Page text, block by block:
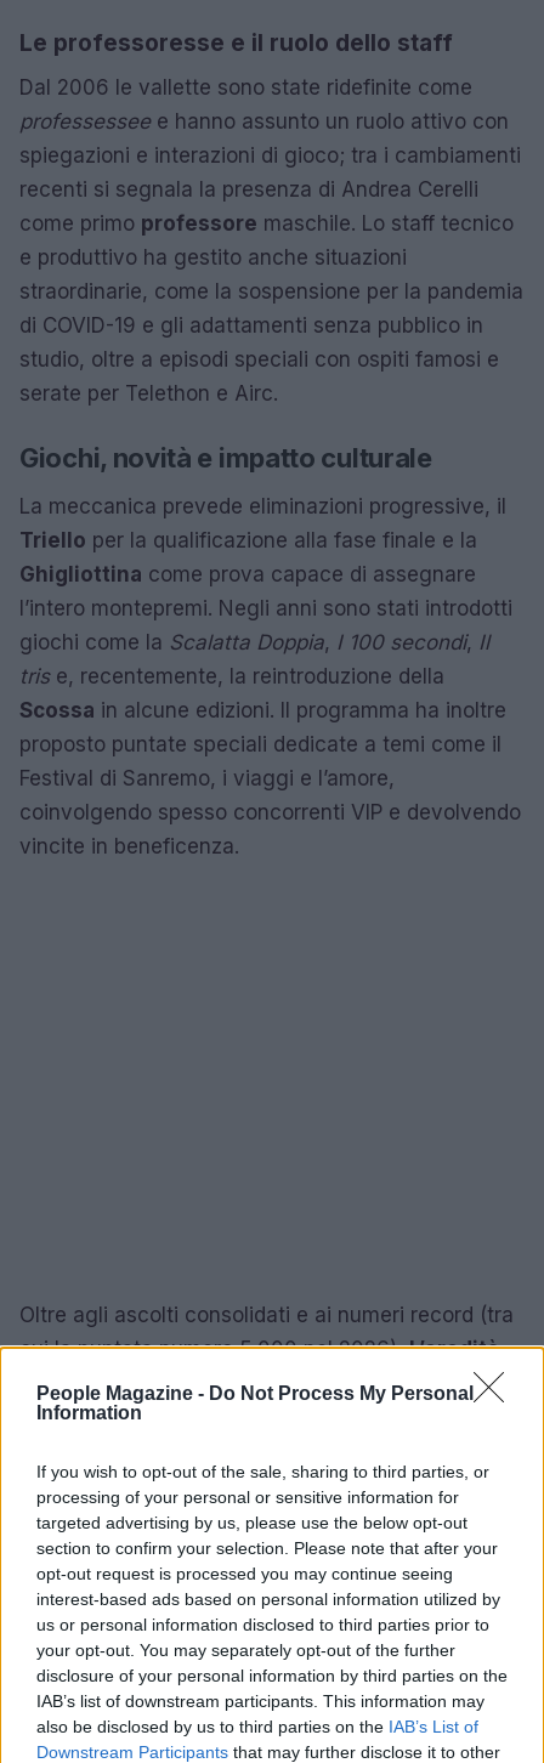
People Magazine - Do Not Process My Personal
Information
If you wish to opt-out of the sale, sharing to third parties, or
processing of your personal or sensitive information for
targeted advertising by us, please use the below opt-out
section to confirm your selection. Please note that after your
opt-out request is processed you may continue seeing
interest-based ads based on personal information utilized by
us or personal information disclosed to third parties prior to
your opt-out. You may separately opt-out of the further
disclosure of your personal information by third parties on the
IAB’s list of downstream participants. This information may
also be disclosed by us to third parties on the IAB’s List of
Downstream Participants that may further disclose it to other
Le professoresse e il ruolo dello staff
Dal 2006 le vallette sono state ridefinite come
professesseee hanno assunto un ruolo attivo con
spiegazioni e interazioni di gioco; tra i cambiamenti
recenti si segnala la presenza di Andrea Cerelli
come primo professore maschile. Lo staff tecnico
e produttivo ha gestito anche situazioni
straordinarie, come la sospensione per la pandemia
di COVID-19 e gli adattamenti senza pubblico in
studio, oltre a episodi speciali con ospiti famosi e
serate per Telethon e Airc.
Giochi, novità e impatto culturale
La meccanica prevede eliminazioni progressive, il
Triello per la qualificazione alla fase finale e la
Ghigliottina come prova capace di assegnare
l’intero montepremi. Negli anni sono stati introdotti
giochi come la Scalatta Doppia, I 100 secondi, Il
trise, recentemente, la reintroduzione della
Scossa in alcune edizioni. Il programma ha inoltre
proposto puntate speciali dedicate a temi come il
Festival di Sanremo, i viaggi e l’amore,
coinvolgendo spesso concorrenti VIP e devolvendo
vincite in beneficenza.
Oltre agli ascolti consolidati e ai numeri record (tra
cui la puntata numero 5.000 nel 2026),L’eredità
ha generato prodotti collaterali come giochi in
scatola, app e un videogioco del 2003,
popolare. La ghigliottina è stata firmata da ospiti di
rilievo in alcune occasioni, e il format continua a
rinnovarsi mantenendo intatto il nucleo che lo ha
reso celebre.
AUTORE
Francesca Pellegrini
Francesca Pellegrini ha ottenuto documenti